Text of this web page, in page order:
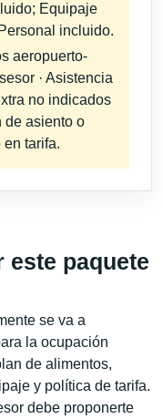
Equipaje
incluido.
aeropuerto-
· Asistencia
no indicados
de asiento o
tarifa.
este paquete
se va a
la ocupación
de alimentos,
y política de tarifa.
debe proponerte